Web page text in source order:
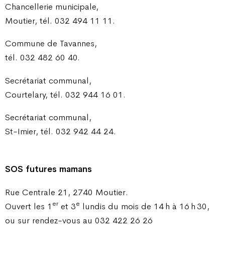
Chancellerie municipale,
Moutier, tél. 032 494 11 11.
Commune de Tavannes,
tél. 032 482 60 40.
Secrétariat communal,
Courtelary, tél. 032 944 16 01.
Secrétariat communal,
St-Imier, tél. 032 942 44 24.
SOS futures mamans
Rue Centrale 21, 2740 Moutier.
Ouvert les 1 er et 3e lundis du mois de 14 h à 16 h 30,
ou sur rendez-vous au 032 422 26 26